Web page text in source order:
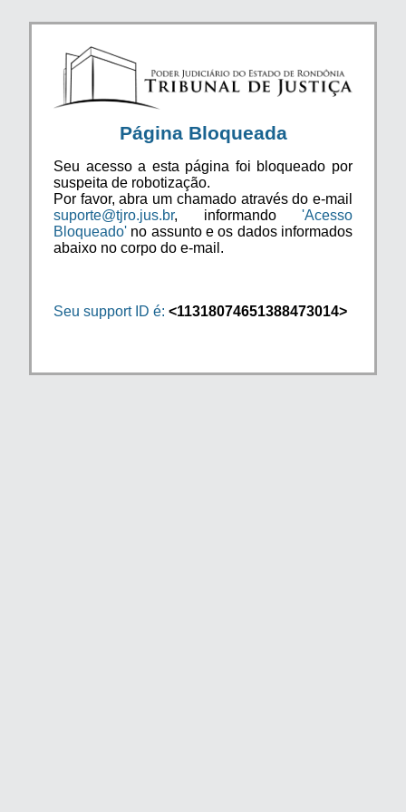
Página Bloqueada
Seu acesso a esta página foi bloqueado por
suspeita de robotização.
Por favor, abra um chamado através do e-mail
suporte@tjro.jus.br, informando 'Acesso
Bloqueado' no assunto e os dados informados
abaixo no corpo do e-mail.
Seu support ID é: <11318074651388473014>